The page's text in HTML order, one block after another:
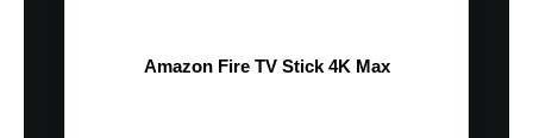
Amazon Fire TV Stick 4K Max